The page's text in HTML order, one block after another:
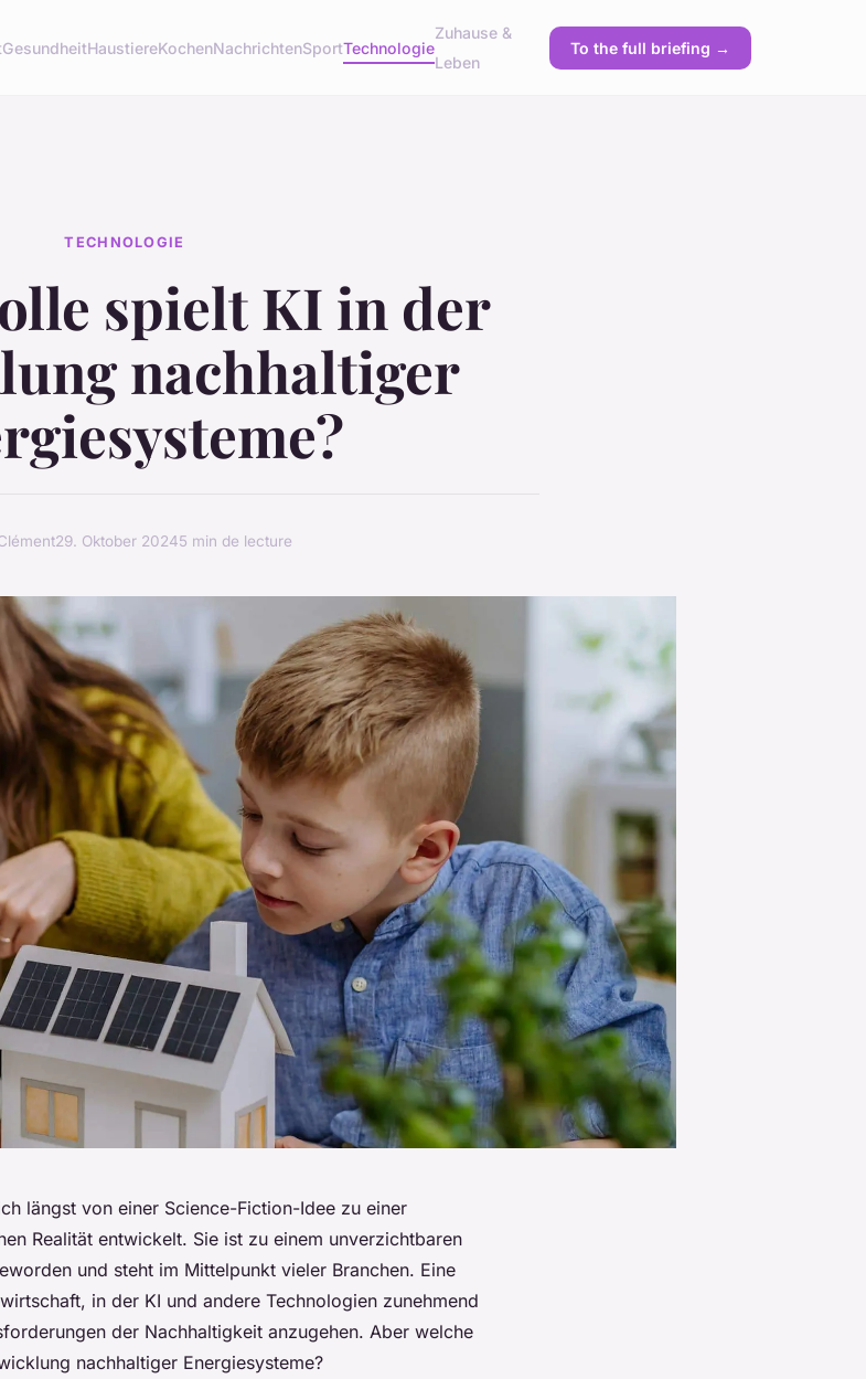
GesundheitHaustiereKochenNachrichtenSportTechnologie
Zuhause &
Leben
To the full briefing →
TECHNOLOGIE
spielt KI in der
nachhaltiger
29. Oktober 20245 min de lecture
längst von einer Science-Fiction-Idee zu einer
Realität entwickelt. Sie ist zu einem unverzichtbaren
und steht im Mittelpunkt vieler Branchen. Eine
in der KI und andere Technologien zunehmend
der Nachhaltigkeit anzugehen. Aber welche
nachhaltiger Energiesysteme?